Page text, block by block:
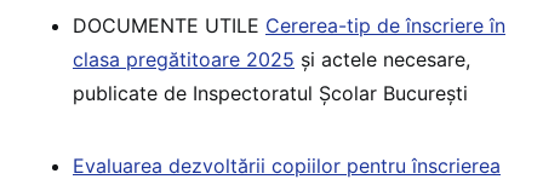
DOCUMENTE UTILE Cererea-tip de înscriere în
clasa pregătitoare 2025 și actele necesare,
publicate de Inspectoratul Școlar București
Evaluarea dezvoltării copiilor pentru înscrierea